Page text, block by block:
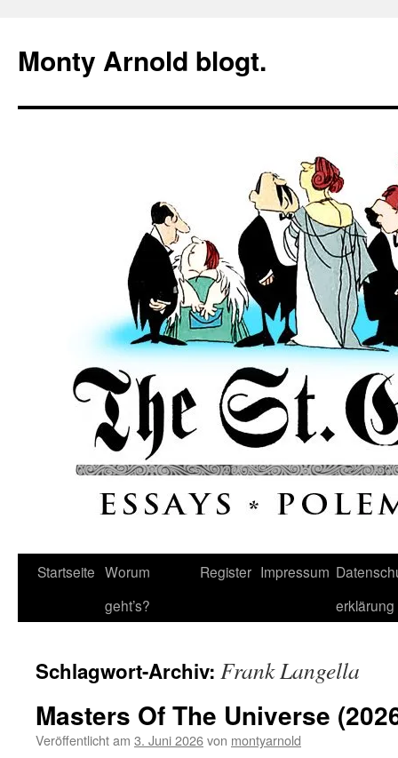
springen
Monty Arnold blogt.
Startseite Worum
geht’s?
Register Impressum
erklärung
Schlagwort-Archiv: Frank Langella
Masters Of The Universe
Veröffentlicht am 3. Juni 2026von montyarnold